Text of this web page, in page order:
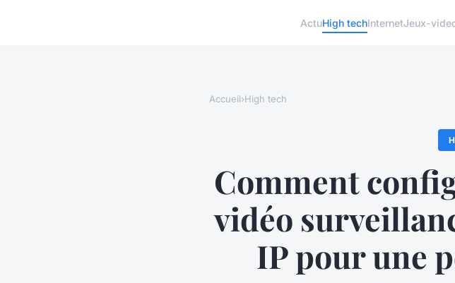
ActuHigh techInternetJeux-
Accueil›High tech
Comment
vidéo
IP pour une